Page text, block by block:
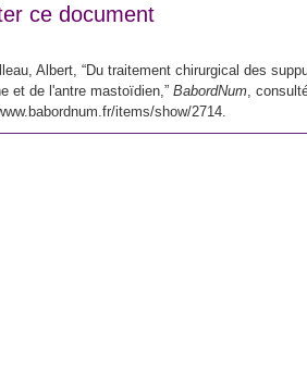
ce document
Albert, “Du traitement chirurgical des
et de l'antre mastoïdien,” BabordNum,
items/show/2714.